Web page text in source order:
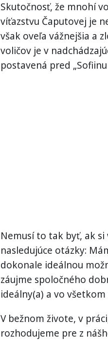
Skutočnosť, že mnohí
víťazstvu Čaputovej je
však oveľa vážnejšia a
voličov je v
postavená pred „Sofiinu
Nemusí to tak byť, ak
nasledujúce otázky:
dokonale ideálnou
záujme spoločného
ideálny(a) a vo
V bežnom živote, v
rozhodujeme pre z